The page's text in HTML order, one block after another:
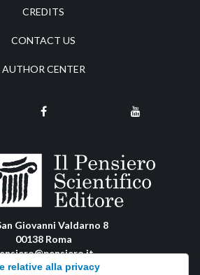
CREDITS
CONTACT US
AUTHOR CENTER
Giovanni Valdarno 8
00138 Roma
relative alla privacy